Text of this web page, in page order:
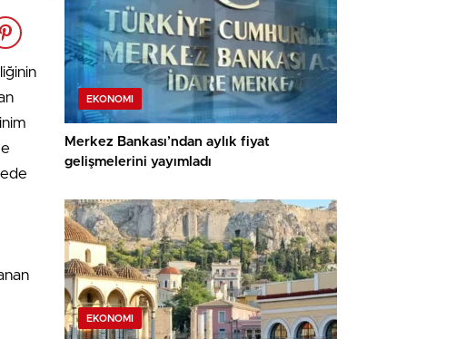
EKONOMI
Merkez Bankası’ndan aylık fiyat
gelişmelerini yayımladı
EKONOMI